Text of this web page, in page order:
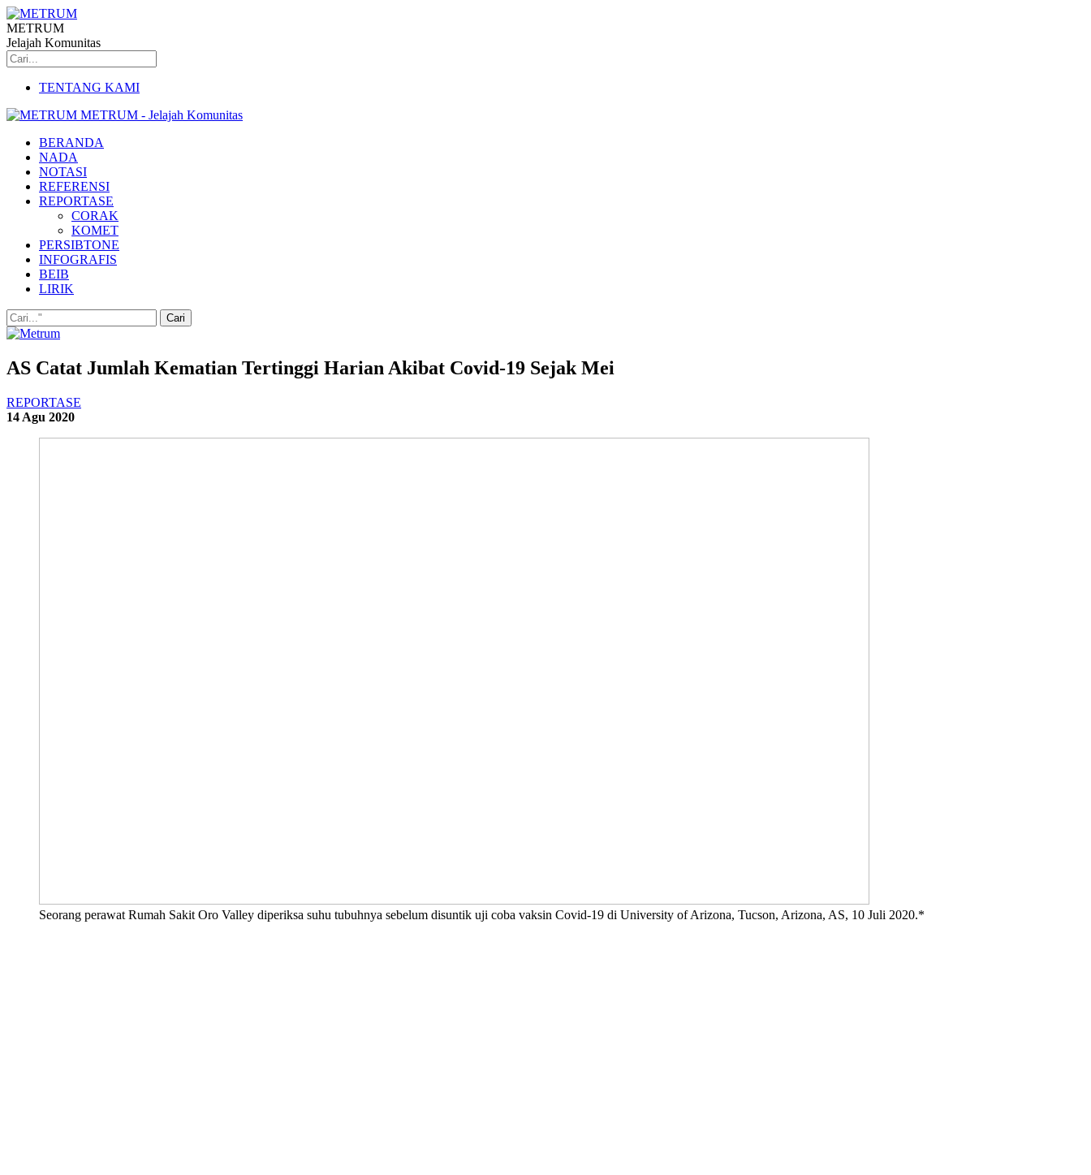
METRUM
Jelajah Komunitas
TENTANG KAMI
METRUM - Jelajah Komunitas
BERANDA
NADA
NOTASI
REFERENSI
REPORTASE
CORAK
KOMET
PERSIBTONE
INFOGRAFIS
BEIB
LIRIK
AS Catat Jumlah Kematian Tertinggi Harian Akibat Covid-19 Sejak Mei
REPORTASE
14 Agu 2020
Seorang perawat Rumah Sakit Oro Valley diperiksa suhu tubuhnya sebelum disuntik uji coba vaksin Covid-19 di University of Arizona, Tucson, Arizona, AS, 10 Juli 2020.*